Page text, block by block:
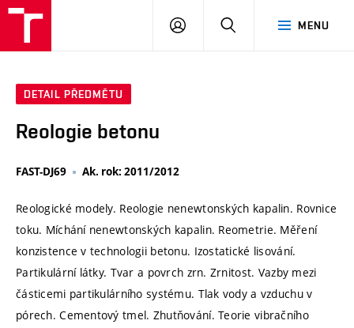
MENU
PŘIHLÁSIT
DETAIL PŘEDMĚTU
Reologie betonu
FAST-DJ69 Ak. rok: 2011/2012
Reologické modely. Reologie nenewtonských kapalin. Rovnice
toku. Míchání nenewtonských kapalin. Reometrie. Měření
konzistence v technologii betonu. Izostatické lisování.
Partikulární látky. Tvar a povrch zrn. Zrnitost. Vazby mezi
částicemi partikulárního systému. Tlak vody a vzduchu v
pórech. Cementový tmel. Zhutňování. Teorie vibračního